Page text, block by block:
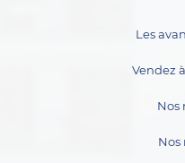
Les
Vendez
Nos
Nos